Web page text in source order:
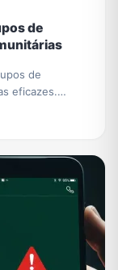
de
de
eficazes.